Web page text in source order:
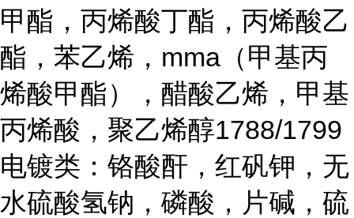
甲酯，丙烯酸丁酯，丙烯酸乙
酯，苯乙烯，mma（甲基丙
烯酸甲酯），醋酸乙烯，甲基
丙烯酸，聚乙烯醇1788/1799
电镀类：铬酸酐，红矾钾，无
水硫酸氢钠，磷酸，片碱，硫